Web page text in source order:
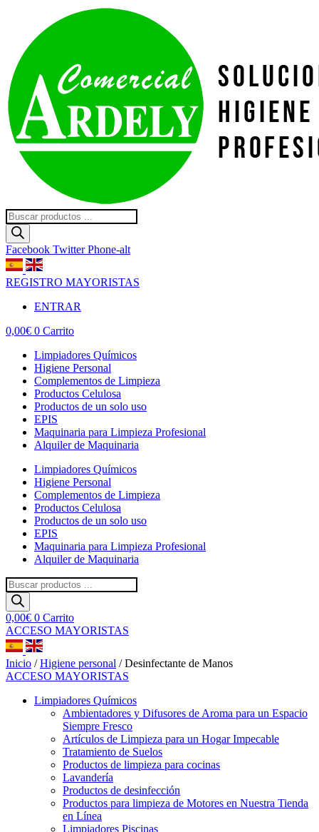
contenido
Búsqueda
de
productos
Facebook Twitter Phone-alt
REGISTRO MAYORISTAS
ENTRAR
0,00€ 0 Carrito
Limpiadores Químicos
Higiene Personal
Complementos de Limpieza
Productos Celulosa
Productos de un solo uso
EPIS
Maquinaria para Limpieza Profesional
Alquiler de Maquinaria
Limpiadores Químicos
Higiene Personal
Complementos de Limpieza
Productos Celulosa
Productos de un solo uso
EPIS
Maquinaria para Limpieza Profesional
Alquiler de Maquinaria
Búsqueda
de
productos
0,00€ 0 Carrito
ACCESO MAYORISTAS
Inicio /Higiene personal / Desinfectante de Manos
ACCESO MAYORISTAS
Limpiadores Químicos
Ambientadores y Difusores de Aroma para un Espacio
Siempre Fresco
Artículos de Limpieza para un Hogar Impecable
Tratamiento de Suelos
Productos de limpieza para cocinas
Lavandería
Productos de desinfección
Productos para limpieza de Motores en Nuestra Tienda
en Línea
Limpiadores Piscinas